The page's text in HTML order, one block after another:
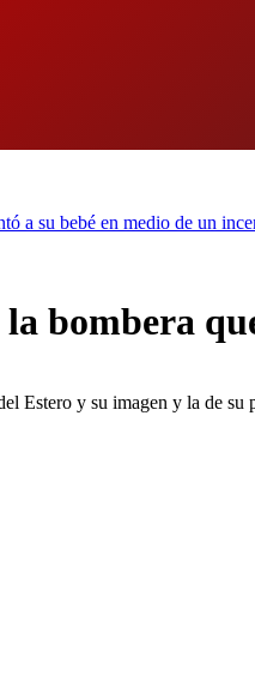
a su bebé en medio de un
bombera
Estero y su imagen y la de